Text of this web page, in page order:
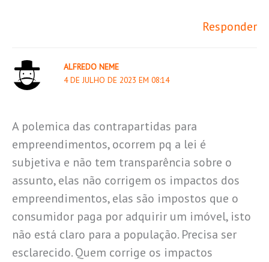
Responder
ALFREDO NEME
4 DE JULHO DE 2023 EM 08:14
A polemica das contrapartidas para
empreendimentos, ocorrem pq a lei é
subjetiva e não tem transparência sobre o
assunto, elas não corrigem os impactos dos
empreendimentos, elas são impostos que o
consumidor paga por adquirir um imóvel, isto
não está claro para a população. Precisa ser
esclarecido. Quem corrige os impactos